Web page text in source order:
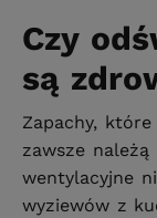
Czy
są
Zapachy,
zawsze
wentylacyjne
wyziewów z